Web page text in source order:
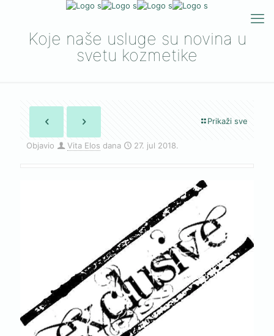
Koje naše usluge su novina u
svetu kozmetike
Prikaži sve
Objavio Vita Elos dana 27. jul 2018.